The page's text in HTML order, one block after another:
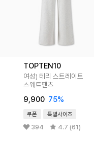
TOPTEN10
여성) 테리 스트레이트
스웨트팬츠
9,900 75%
쿠폰 특별사이즈
394 4.7 (61)